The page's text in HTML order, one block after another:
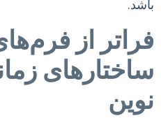
باشد.
فراتر از
ساختارهای
نوین